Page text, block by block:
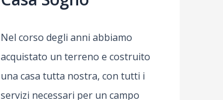
Nel corso degli anni abbiamo
acquistato un terreno e costruito
una casa tutta nostra, con tutti i
servizi necessari per un campo